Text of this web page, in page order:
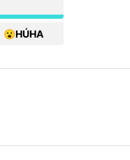
😮HÚHA